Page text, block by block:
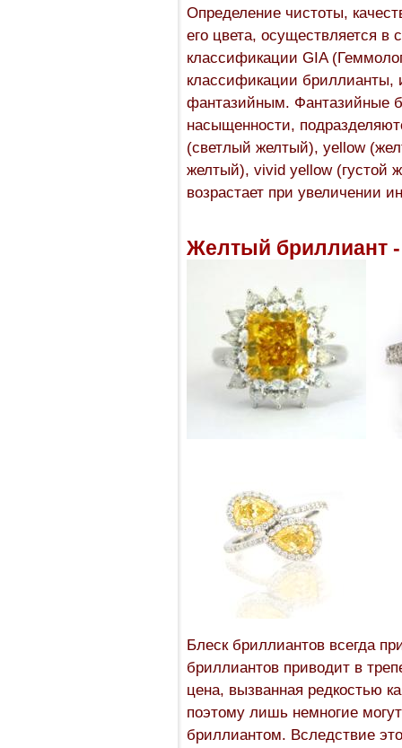
Определение чистоты,
его цвета, осуществляется в
классификации GIA
классификации бриллианты,
фантазийным. Фантазийные
насыщенности,
(светлый желтый), yellow
желтый), vivid yellow (густой
возрастает при увеличении
Желтый бриллиант -
Блеск бриллиантов всегда
бриллиантов приводит в
цена, вызванная редкостью
поэтому лишь немногие
бриллиантом. Вследствие